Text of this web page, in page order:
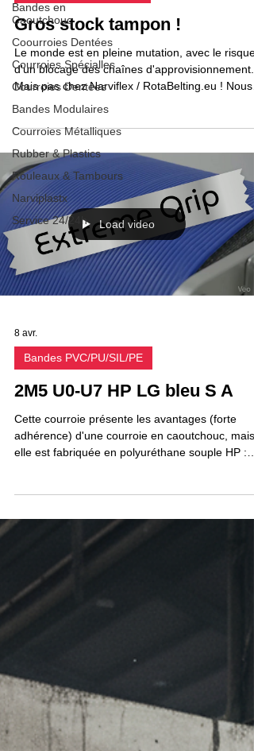
Bandes en
Caoutchouc
Coourroies Dentées
Courroies Spécialles
Courroies Dentées
Bandes Modulaires
Courroies Métalliques
Rubber & Plastics
Rouleaux & Tambours
Narviplastx
Service 24/24h
Gros stock tampon !
Le monde est en pleine mutation, avec le risque
d'un blocage des chaînes d'approvisionnement.
Mais pas chez Narviflex / RotaBelting.eu ! Nous
avons en stock l'équivalent d'au moins 6 mois de
plastique et en de nombreux types de plastique
Narviplastx .
Load video
8 avr.
Bandes PVC/PU/SIL/PE
2M5 U0-U7 HP LG bleu S A
Cette courroie présente les avantages (forte
adhérence) d'une courroie en caoutchouc, mais
elle est fabriquée en polyuréthane souple HP :
fonctionner sur des poulies de petit diamètre
(diamètre minimum 10 mm)